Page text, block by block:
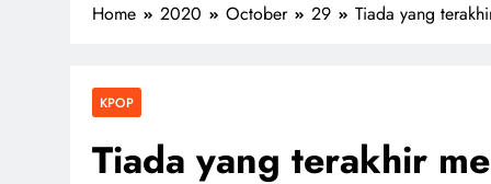
Home 2020 October 29 Tiada yang
KPOP
Tiada yang terakhir